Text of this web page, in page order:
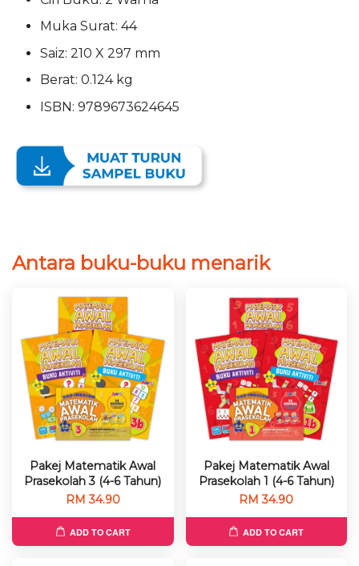
Muka Surat: 44
Saiz: 210 X 297 mm
Berat: 0.124 kg
ISBN: 9789673624645
Antara buku-buku menarik
Pakej Matematik Awal
Prasekolah 3 (4-6 Tahun)
RM 34.90
ADD TO CART
Pakej Matematik Awal
Prasekolah 1 (4-6 Tahun)
RM 34.90
ADD TO CART